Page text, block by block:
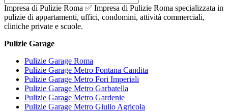
Impresa di Pulizie Roma ✅ Impresa di Pulizie Roma specializzata in
pulizie di appartamenti, uffici, condomini, attività commerciali,
cliniche private e scuole.
Pulizie Garage
Pulizie Garage Roma
Pulizie Garage Metro Fontana Candita
Pulizie Garage Metro Fori Imperiali
Pulizie Garage Metro Garbatella
Pulizie Garage Metro Gardenie
Pulizie Garage Metro Giulio Agricola